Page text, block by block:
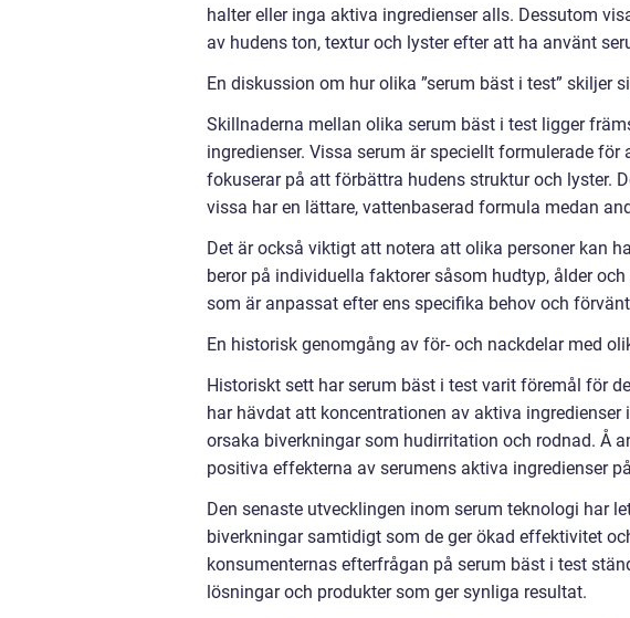
halter eller inga aktiva ingredienser alls. Dessutom
av hudens ton, textur och lyster efter att ha använt
En diskussion om hur olika ”serum bäst i test” skiljer
Skillnaderna mellan olika serum bäst i test ligger
ingredienser. Vissa serum är speciellt formulerade
fokuserar på att förbättra hudens struktur och lyster.
vissa har en lättare, vattenbaserad formula medan
Det är också viktigt att notera att olika personer kan
beror på individuella faktorer såsom hudtyp, ålder
som är anpassat efter ens specifika behov och
En historisk genomgång av för- och nackdelar med
Historiskt sett har serum bäst i test varit föremål för
har hävdat att koncentrationen av aktiva
orsaka biverkningar som hudirritation och rodnad. Å
positiva effekterna av serumens aktiva ingredienser
Den senaste utvecklingen inom serum teknologi har
biverkningar samtidigt som de ger ökad effektivitet
konsumenternas efterfrågan på serum bäst i test
lösningar och produkter som ger synliga resultat.